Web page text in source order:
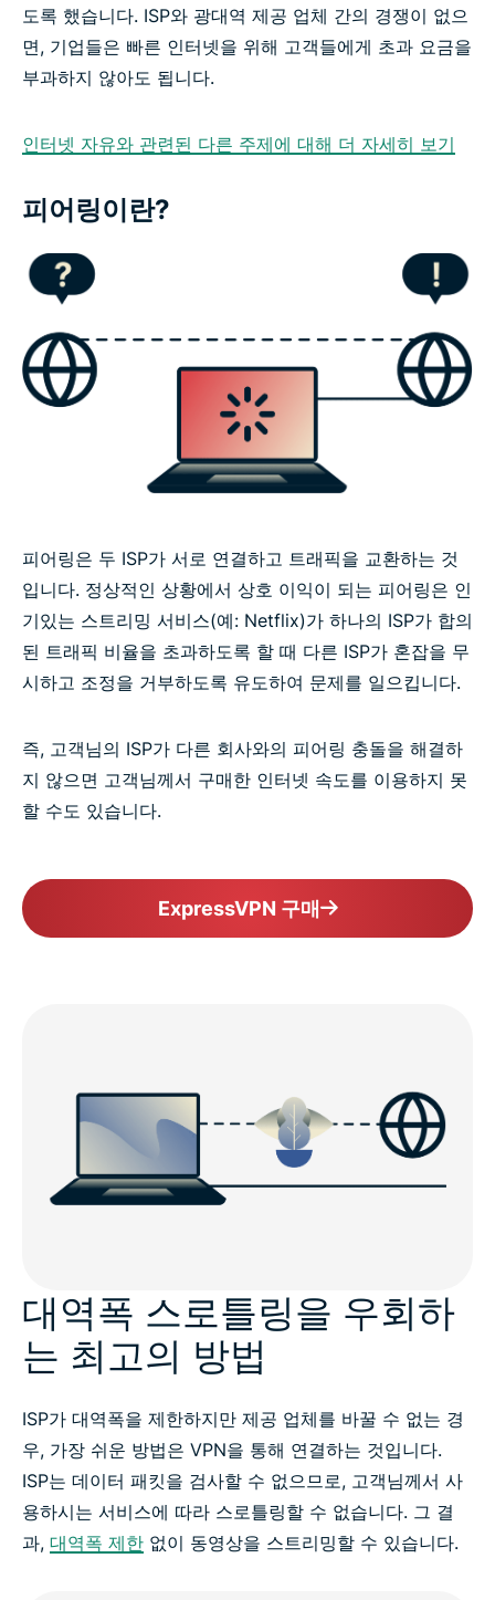
도록 했습니다. ISP와 광대역 제공 업체 간의 경쟁이 없으
면, 기업들은 빠른 인터넷을 위해 고객들에게 초과 요금을
부과하지 않아도 됩니다.
인터넷 자유와 관련된 다른 주제에 대해 더 자세히 보기
피어링이란?
피어링은 두 ISP가 서로 연결하고 트래픽을 교환하는 것
입니다. 정상적인 상황에서 상호 이익이 되는 피어링은 인
기있는 스트리밍 서비스(예: Netflix)가 하나의 ISP가 합의
된 트래픽 비율을 초과하도록 할 때 다른 ISP가 혼잡을 무
시하고 조정을 거부하도록 유도하여 문제를 일으킵니다.
즉, 고객님의 ISP가 다른 회사와의 피어링 충돌을 해결하
지 않으면 고객님께서 구매한 인터넷 속도를 이용하지 못
할 수도 있습니다.
ExpressVPN 구매
대역폭 스로틀링을 우회하
는 최고의 방법
ISP가 대역폭을 제한하지만 제공 업체를 바꿀 수 없는 경
우, 가장 쉬운 방법은 VPN을 통해 연결하는 것입니다.
ISP는 데이터 패킷을 검사할 수 없으므로, 고객님께서 사
용하시는 서비스에 따라 스로틀링할 수 없습니다. 그 결
과, 대역폭 제한 없이 동영상을 스트리밍할 수 있습니다.